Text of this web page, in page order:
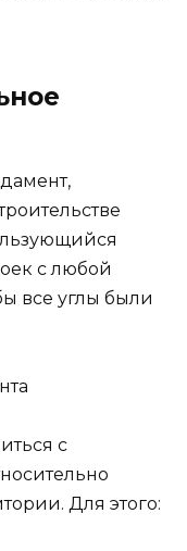
с любой
все углы были
с
Для этого: